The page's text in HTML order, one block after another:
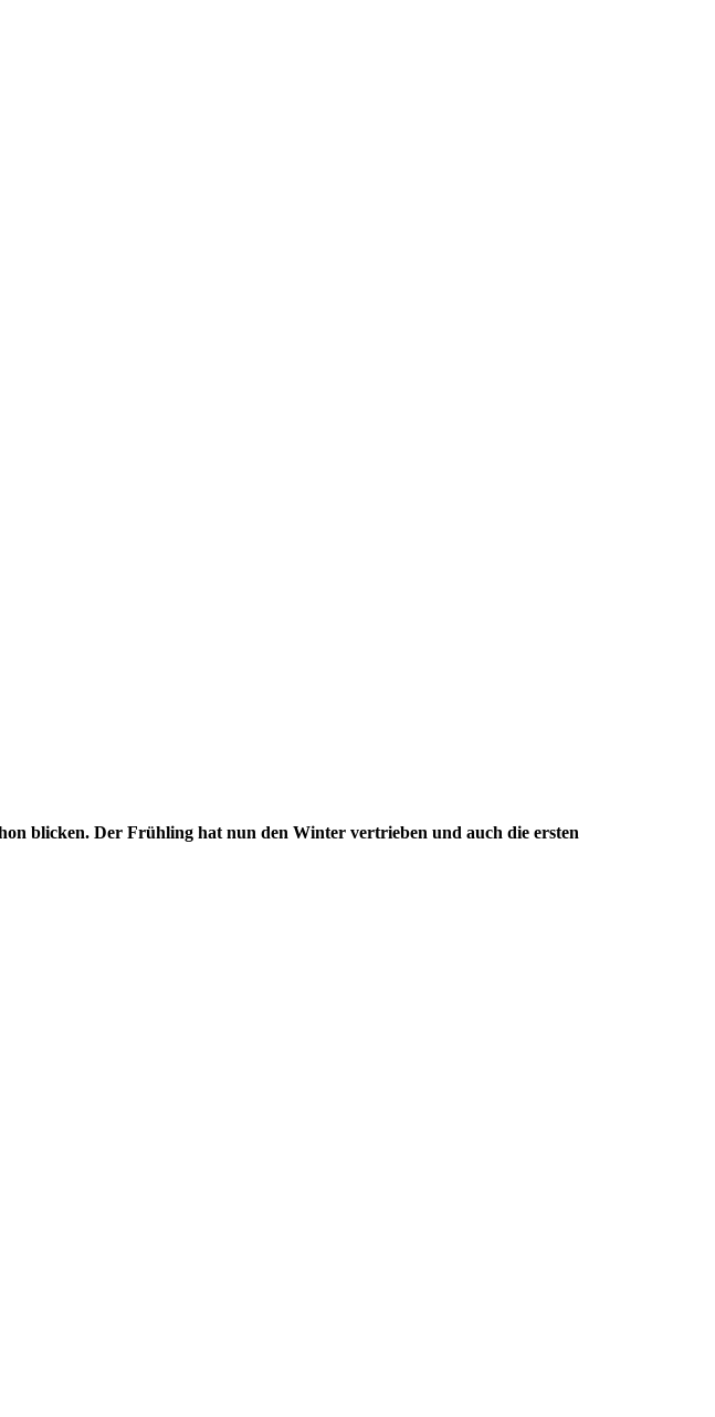
blicken. Der Frühling hat nun den Winter vertrieben und auch die ersten